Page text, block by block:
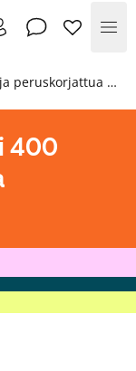
SATOlle ensi vuonna yli 400 uutta ja peruskorjattua vuokrakotia
400